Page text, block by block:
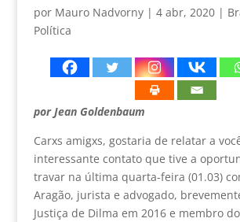
por Mauro Nadvorny| 4 abr, 2020|
Política
por Jean Goldenbaum
Carxs amigxs, gostaria de relatar a
interessante contato que tive a
travar na última quarta-feira (01.03)
Aragão, jurista e advogado,
Justiça de Dilma em 2016 e membro